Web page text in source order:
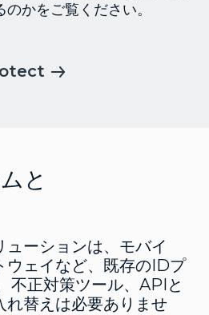
かをご覧ください。
と
ューションは、モバイ
ウェイなど、既存のIDプ
不正対策ツール、APIと
れ替えは必要ありませ